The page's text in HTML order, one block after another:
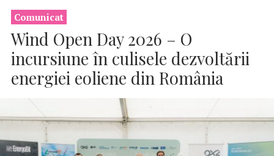
Comunicat
Wind Open Day 2026 – O
incursiune în culisele dezvoltării
energiei eoliene din România